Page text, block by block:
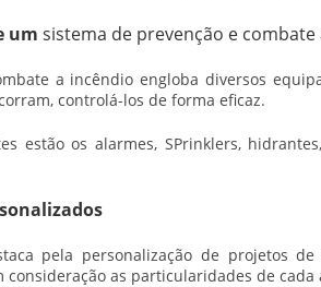
um sistema de prevenção e combate
a incêndio engloba diversos
controlá-los de forma eficaz.
estão os alarmes, SPrinklers,
pela personalização de projetos
consideração as particularidades de cada